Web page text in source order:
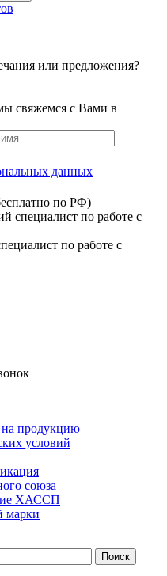
или предложения?
свяжемся с Вами в
данных
по РФ)
по работе с
на продукцию
условий
союза
ХАССП
марки